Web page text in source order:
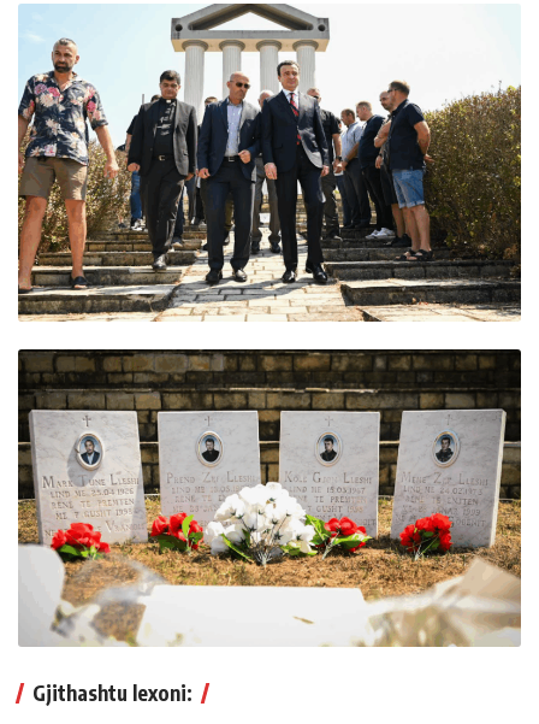
Gjithashtu lexoni: